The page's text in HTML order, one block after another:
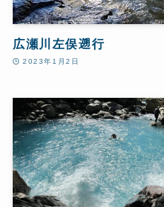
広瀬川左俣遡行
2023年1月2日